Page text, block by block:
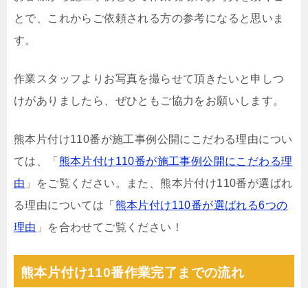
とで、これからご依頼される方の参考になると思いま
す。
作業スタッフよりお写真を撮らせて頂きたいと申しつ
けがありましたら、ぜひともご協力をお願いします。
熊本片付け110番が施工事例公開にこだわる理由につい
ては、「 熊本片付け110番が施工事例公開にこだわる理
由 」をご覧ください。また、熊本片付け110番が選ばれ
る理由については「 熊本片付け110番が選ばれる6つの
理由 」を合わせてご覧ください！
熊本片付け110番作業完了までの流れ